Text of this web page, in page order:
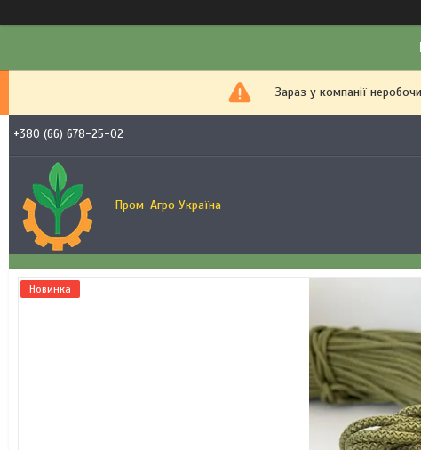
Зараз у компанії
+380 (66) 678-25-02
Пром-Агро Україна
Новинка